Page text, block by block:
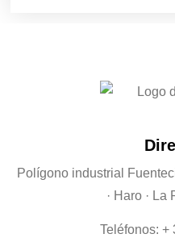
Polígono industrial
· Haro · La
Teléfonos: +